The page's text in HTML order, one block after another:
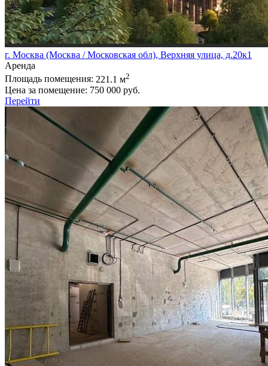
г. Москва (Москва / Московская обл), Верхняя улица, д.20к1
Аренда
Площадь помещения: 221.1 м2
Цена за помещение: 750 000 руб.
Перейти